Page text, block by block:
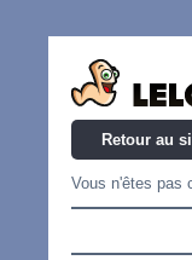
Retour au
Vous n'êtes pas